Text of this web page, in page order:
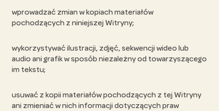
wprowadzać zmian w kopiach materiałów
pochodzących z niniejszej Witryny;
wykorzystywać ilustracji, zdjęć, sekwencji wideo lub
audio ani grafik w sposób niezależny od towarzyszącego
im tekstu;
usuwać z kopii materiałów pochodzących z tej Witryny
ani zmieniać w nich informacji dotyczących praw